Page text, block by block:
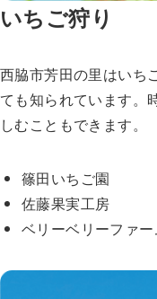
いちご狩り
西脇市芳田の里はいち
ても知られています。
しむこともできます。
篠田いちご園
佐藤果実工房
ベリーベリーファ